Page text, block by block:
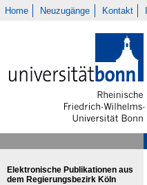
Home Neuzugänge Kontakt
Elektronische Publikationen aus
dem Regierungsbezirk Köln